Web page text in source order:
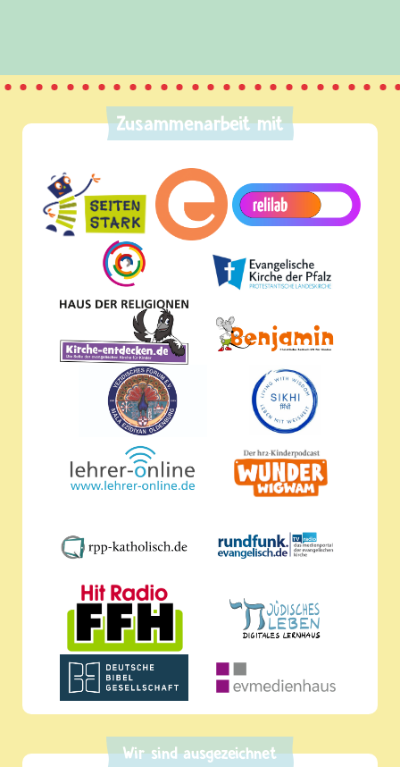
Zusammenarbeit mit
Wir sind ausgezeichnet